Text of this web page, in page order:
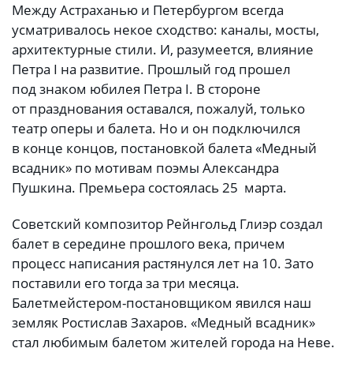
Между Астраханью и Петербургом всегда
усматривалось некое сходство: каналы, мосты,
архитектурные стили. И, разумеется, влияние
Петра I на развитие. Прошлый год прошел
под знаком юбилея Петра I. В стороне
от празднования оставался, пожалуй, только
театр оперы и балета. Но и он подключился
в конце концов, постановкой балета «Медный
всадник» по мотивам поэмы Александра
Пушкина. Премьера состоялась 25 марта.
Советский композитор Рейнгольд Глиэр создал
балет в середине прошлого века, причем
процесс написания растянулся лет на 10. Зато
поставили его тогда за три месяца.
Балетмейстером-постановщиком явился наш
земляк Ростислав Захаров. «Медный всадник»
стал любимым балетом жителей города на Неве.